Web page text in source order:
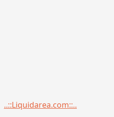
Menu
..::Liquidarea.com::..